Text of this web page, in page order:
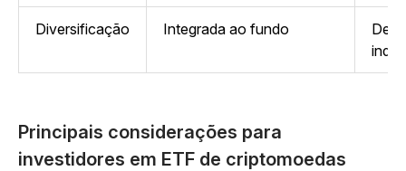
Diversificação Integrada ao fundo
Principais considerações para
investidores em ETF de criptomoedas